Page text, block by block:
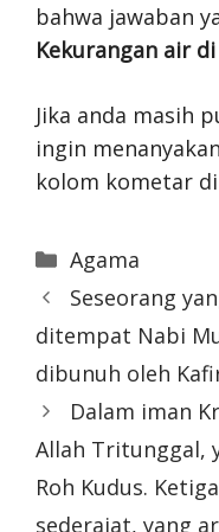
bahwa jawaban
Kekurangan air
Jika anda masih
ingin
kolom kometar
Categories
Agama
Seseorang
ditempat Nabi
dibunuh oleh
Dalam iman
Allah Tritunggal,
Roh Kudus.
sederajat, yang